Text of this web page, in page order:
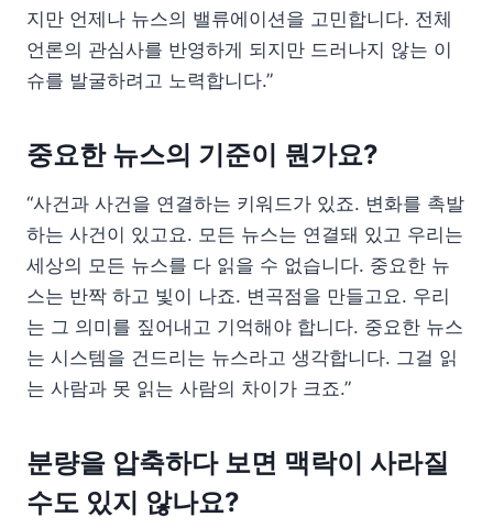
지만 언제나 뉴스의 밸류에이션을 고민합니다. 전체
언론의 관심사를 반영하게 되지만 드러나지 않는 이
슈를 발굴하려고 노력합니다.”
중요한 뉴스의 기준이 뭔가요?
“사건과 사건을 연결하는 키워드가 있죠. 변화를 촉발
하는 사건이 있고요. 모든 뉴스는 연결돼 있고 우리는
세상의 모든 뉴스를 다 읽을 수 없습니다. 중요한 뉴
스는 반짝 하고 빛이 나죠. 변곡점을 만들고요. 우리
는 그 의미를 짚어내고 기억해야 합니다. 중요한 뉴스
는 시스템을 건드리는 뉴스라고 생각합니다. 그걸 읽
는 사람과 못 읽는 사람의 차이가 크죠.”
분량을 압축하다 보면 맥락이 사라질
수도 있지 않나요?